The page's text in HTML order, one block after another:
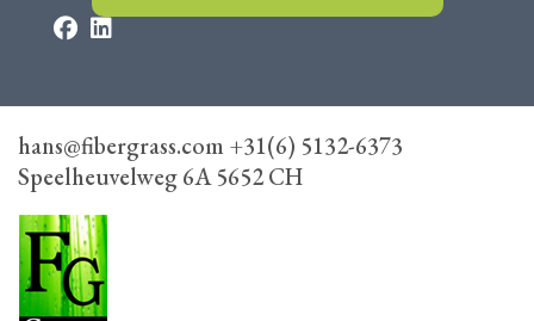
hans@fibergrass.com +31(6) 5132-6373
Speelheuvelweg 6A 5652 CH